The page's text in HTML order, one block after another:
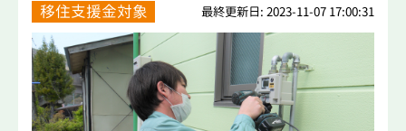
移住支援金対象 最終更新日: 2023-11-07 17:00:31